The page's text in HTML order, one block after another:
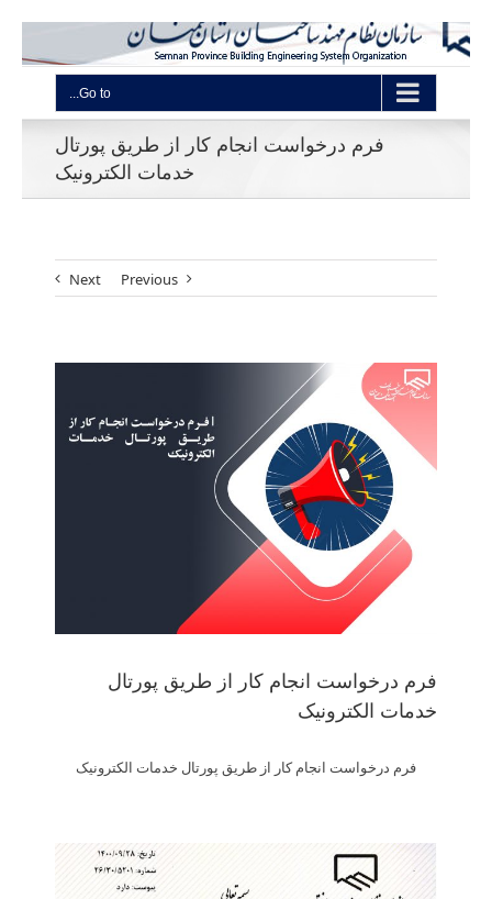
Go to...
فرم درخواست انجام کار از طریق پورتال
خدمات الکترونیک
Previous
Next
View
Larger
فرم درخواست انجام کار از طریق پورتال
خدمات الکترونیک
فرم درخواست انجام کار از طریق پورتال خدمات الکترونیک